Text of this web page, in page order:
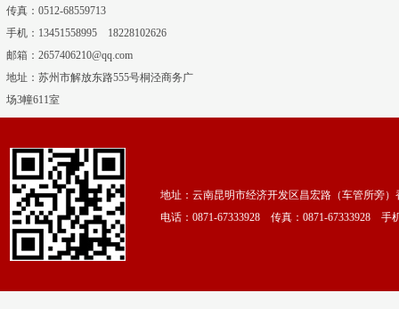
传真：0512-68559713
手机：13451558995 18228102626
邮箱：2657406210@qq.com
地址：苏州市解放东路555号桐泾商务广
场3幢611室
地址：云南昆明市经济开发区昌宏路（车管所旁
电话：0871-67333928 传真：0871-67333928 手